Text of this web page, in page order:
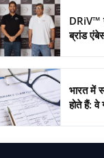
DRiV™
ब्रांड
भारत में
होते हैं: वे